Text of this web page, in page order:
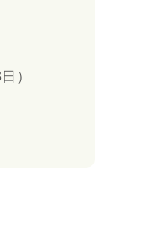
）